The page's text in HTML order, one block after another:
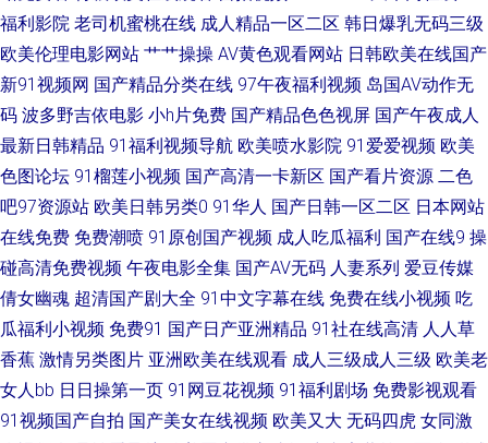
司机深夜网址 国产精品怕怕视频 豆花日韩精品 97人人人热热 在线导航AV 探
航 爱豆传媒在线看 美女深夜发福利 另类人妖D区 黄色视频网页 东京热色图
片 www91白 51国精品久 亚洲欧美日韩成人 色图撸撸 日本中文天堂 黑丝网
址 国产精品自拍93 操逼四91 91很很爱 午夜成人导航 色五月丁香综合网 日
韩免费成人网站 欧洲狠艹 蜜桃深夜福利 黄色视屏观看一区 超碰在线五月 91
网战 一级性愛tV 日韩无码网址 欧美日韩H片 黄色入口免费 国产在线视屏91
成人秘密网站 99草草草 91白丝综合 婷婷五月份视频 欧美性爱区第一页 九九
福利影院 老司机蜜桃在线 成人精品一区二区 韩日爆乳无码三级
欧美伦理电影网站 艹艹操操 AV黄色观看网站 日韩欧美在线国产
新91视频网 国产精品分类在线 97午夜福利视频 岛国AV动作无
码 波多野吉依电影 小h片免费 国产精品色色视屏 国产午夜成人
最新日韩精品 91福利视频导航 欧美喷水影院 91爱爱视频 欧美
色图论坛 91榴莲小视频 国产高清一卡新区 国产看片资源 二色
吧97资源站 欧美日韩另类0 91华人 国产日韩一区二区 日本网站
在线免费 免费潮喷 91原创国产视频 成人吃瓜福利 国产在线9 操
碰高清免费视频 午夜电影全集 国产AV无码 人妻系列 爱豆传媒
倩女幽魂 超清国产剧大全 91中文字幕在线 免费在线小视频 吃
瓜福利小视频 免费91 国产日产亚洲精品 91社在线高清 人人草
香蕉 激情另类图片 亚洲欧美在线观看 成人三级成人三级 欧美老
女人bb 日日操第一页 91网豆花视频 91福利剧场 免费影视观看
91视频国产自拍 国产美女在线视频 欧美又大 无码四虎 女同激